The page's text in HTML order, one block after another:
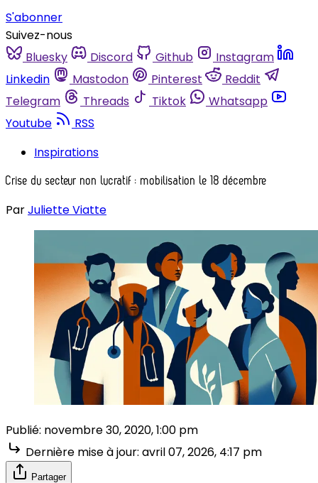
S'abonner
Suivez-nous
Bluesky
Discord Github
Instagram
Linkedin
Mastodon Pinterest
Reddit
Telegram
Threads Tiktok
Whatsapp
Youtube
RSS
Inspirations
Crise du secteur non lucratif : mobilisation le 18 décembre
ParJuliette Viatte
Publié: novembre 30, 2020, 1:00 pm
Dernière mise à jour: avril 07, 2026, 4:17 pm
Partager